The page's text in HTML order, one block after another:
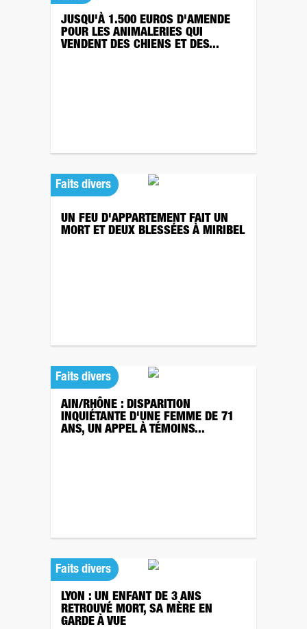
JUSQU'À 1.500 EUROS D'AMENDE
POUR LES ANIMALERIES QUI
VENDENT DES CHIENS ET DES...
Faits divers
UN FEU D'APPARTEMENT FAIT UN
MORT ET DEUX BLESSÉES À MIRIBEL
Faits divers
AIN/RHÔNE : DISPARITION
INQUIÉTANTE D'UNE FEMME DE 71
ANS, UN APPEL À TÉMOINS...
Faits divers
LYON : UN ENFANT DE 3 ANS
RETROUVÉ MORT, SA MÈRE EN
GARDE À VUE